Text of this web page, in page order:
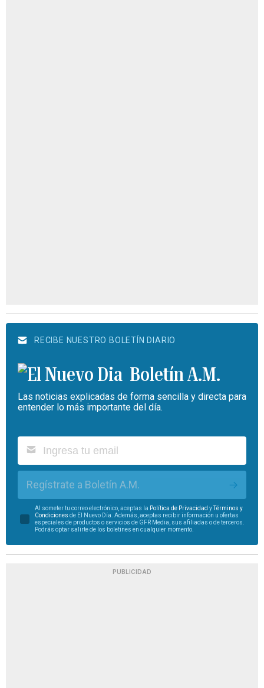
RECIBE NUESTRO BOLETÍN DIARIO
Boletín A.M.
Las noticias explicadas de forma sencilla y directa para
entender lo más importante del día.
Regístrate a Boletín A.M.
Al someter tu correo electrónico, aceptas la Política de Privacidad yTérminos y
Condiciones de El Nuevo Día. Además, aceptas recibir información u ofertas
especiales de productos o servicios de GFR Media, sus afiliadas o de terceros.
Podrás optar salirte de los boletines en cualquier momento.
PUBLICIDAD